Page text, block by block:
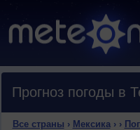
Прогноз погоды в
Все страны › Мексика› ›